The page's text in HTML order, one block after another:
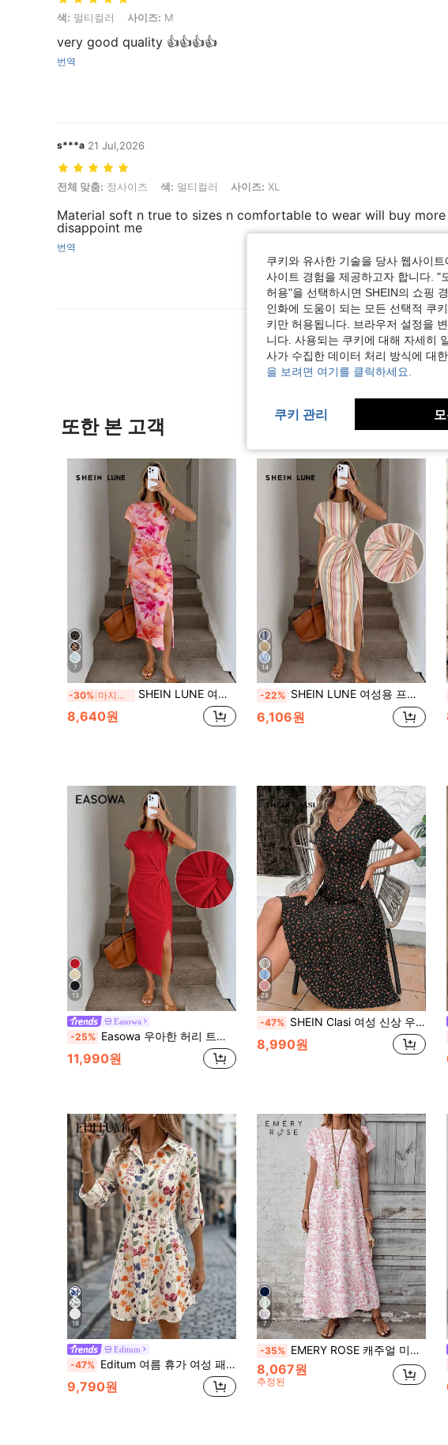
색: 멀티컬러, 사이즈: M
색: 멀티컬러 사이즈: M
very good quality 👍👍👍👍
번역
s***a 21 Jul,2026
전체 맞춤: 정사이즈, 색: 멀티컬러, 사이즈: XL
전체 맞춤: 정사이즈 색: 멀티컬러 사이즈: XL
Material soft n true to sizes n comfortable to wear will buy
disappoint me
번역
리뷰 더 보기
또한 본 고객
7
-30% 마지막 3일 SHEIN LUNE 여성용 핑크 오렌지 우아한 허리 트위스트 하이 슬릿 민소매 미디 드레스, 여름 보헤미안 휴가 프린트 캐주얼 텍스처 바디콘 웨딩 게스트 아웃핏
8,640원
14
-22% SHEIN LUNE 여성용 프린트 여름 데일리 우아한 허리 매듭 하이 슬릿 민소매 미드 기장 드레스 캐주얼 니트 텍스처 바디콘 드레스 생일 아웃핏 피트니스 세트 웨딩 게스트 드레스 오피스룩
6,106원
13
Easowa
-25% Easowa 우아한 허리 트위스트 하이 슬릿 민소매 미디 드레스, 연한 빨강, 여름, 캐주얼, 일상 여성 웨딩 게스트 생일 의상 텍스처 바디콘 드레스
11,990원
28
-47% SHEIN Clasi 여성 신상 우아한 V넥 잔꽃무늬 니트 편안한 다용도 미디 길이 드레스, 일상복에 적합한 허리 꽃무늬 프린트 휴가 드레스, 일상복에 적합한 여성용 여름 드레스, 여름 옷 여성 휴가 드레스 선 드레스 여성 여름 캐주얼 드레스 여름 선드레스 여성 꽃무늬 드레스 여성용 꽃무늬 드레스 여성용 여름 드레스 Zanzea 여성용 드레스 엄마 선물 A라인 페스티벌 의상 해변 데이트 밤 여성 캐주얼 드레스 여성 여름 드레스 버튼다운 드레스 반팔 드레스 여성용 꽃무늬 프린트 드레스 여성 캐주얼 드레스 버튼 프론트 드레스 여성용 캐주얼 드레스 여성용 꽃무늬 드레스 V넥 버튼 드레스 여성 여름 드레스 야생화 드레스 여성 드레스 여성 드레스 여성용 드레스 신상품 여성용 드레스 캐주얼 리조트웨어 여성 휴가 드레스 꽃무늬 프린트 버튼 프론트 드레스 V넥 반팔 드레스 꽃무늬 프린트 반팔 드레스 여성 캐주얼 여름 드레스 블랙 꽃무늬 드레스 V넥 버튼 프론트 드레스 여성용 미디 드레스
8,990원
18
Editum
-47% Editum 여름 휴가 여성 패션 다용도 출퇴근 플로럴 프린트 셔츠 드레스, 여름 여성 드레스 여성 셔츠 드레스 휴가 드레스 우아한 셔츠 드레스 여성 캐주얼 드레스 여성 여름 드레스 블라우스 드레스 리조트웨어 여성 휴가 드레스 여성 드레스 셔츠 드레스 여성 캐주얼 드레스 여성 여름 드레스 야생화 드레스 여성 봄 드레스 여성 여름 의상 여성 봄 의상 드레스 여성 신상품 드레스 여성 캐주얼 블라우스 드레스 여성 플로럴 프린트 드레스 여성
9,790원
7
-35% EMERY ROSE 캐주얼 미니멀리스트 핑크 수채화 꽃무늬 드레스, 여성용 다용도, 봄/여름 및 가을에 적합, 여성용 가을 옷, 여성용 캐주얼 드레스 시크 드레스, 캐주얼
8,067원
추정된
쿠키와 유사한 기술을 당사 웹사이
사이트 경험을 제공하고자 합니다. "
허용"을 선택하시면 SHEIN의 쇼핑
인화에 도움이 되는 모든 선택적 쿠
키만 허용됩니다. 브라우저 설정을
니다. 사용되는 쿠키에 대해 자세히
사가 수집한 데이터 처리 방식에 대
을 보려면 여기를 클릭하세요.
쿠키 관리